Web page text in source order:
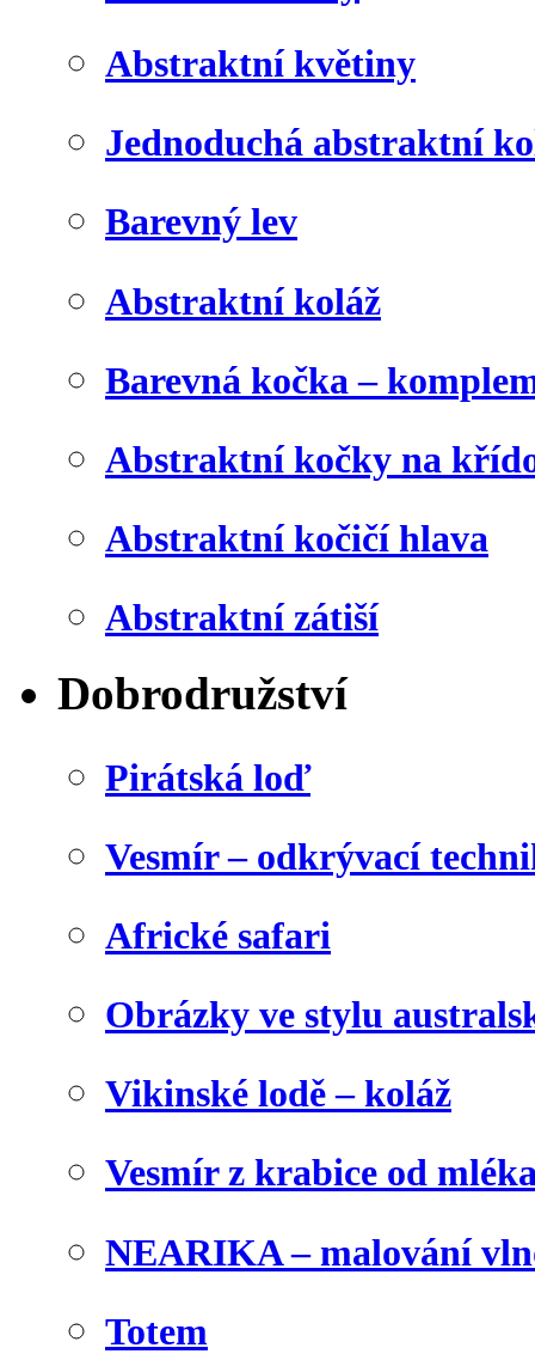
Abstraktní květiny
Jednoduchá abstraktní
Barevný lev
Abstraktní koláž
Barevná kočka –
Abstraktní kočky na
Abstraktní kočičí hlava
Abstraktní zátiší
Dobrodružství
Pirátská loď
Vesmír – odkrývací
Africké safari
Obrázky ve stylu
Vikinské lodě – koláž
Vesmír z krabice od
NEARIKA – malování
Totem